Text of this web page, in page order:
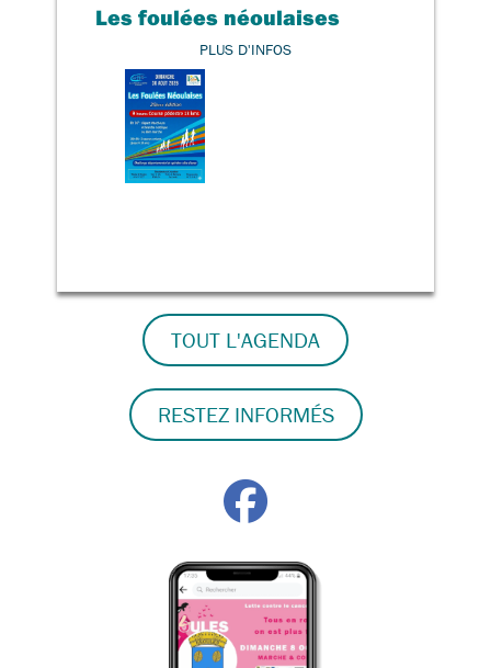
Les foulées néoulaises
PLUS D'INFOS
TOUT L'AGENDA
RESTEZ INFORMÉS